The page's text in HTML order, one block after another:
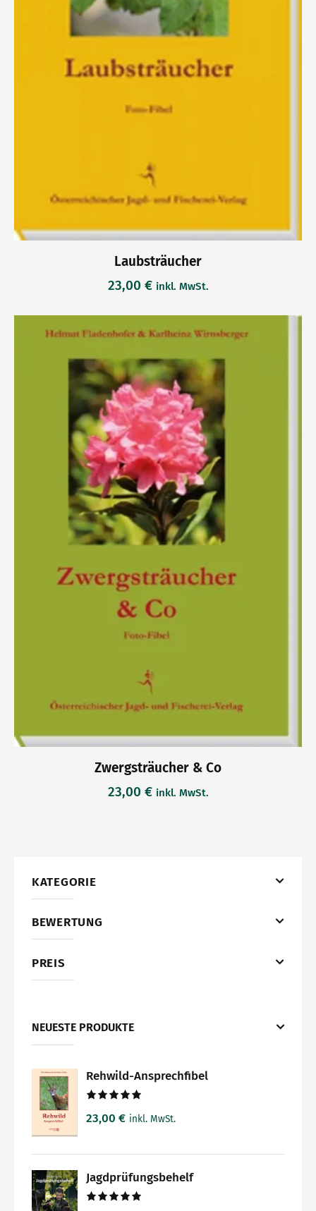
Laubsträucher
23,00 € inkl. MwSt.
Zwergsträucher & Co
23,00 € inkl. MwSt.
KATEGORIE
BEWERTUNG
PREIS
NEUESTE PRODUKTE
Rehwild-Ansprechfibel
mit5.00
23,00 € inkl. MwSt.
Jagdprüfungsbehelf